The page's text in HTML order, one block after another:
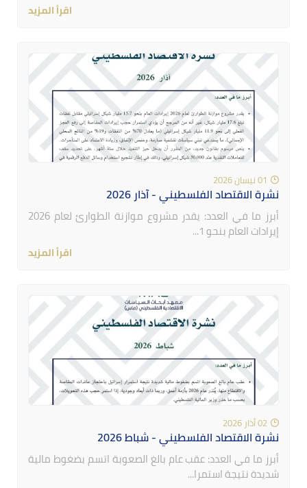
اقرأ المزيد
01 نيسان 2026
نشرة الاقتصاد الفلسطيني - آذار 2026
أبرز ما في العدد: يقدر مشروع موازنة الطوارئ لعام 2026
إيرادات العام بنحو 1...
اقرأ المزيد
02 أذار 2026
نشرة الاقتصاد الفلسطيني - شباط 2026
أبرز ما في العدد: عقب عام بالغ الصعوبة اتسم بضغوط مالية
شديدة نتيجة استمرا...